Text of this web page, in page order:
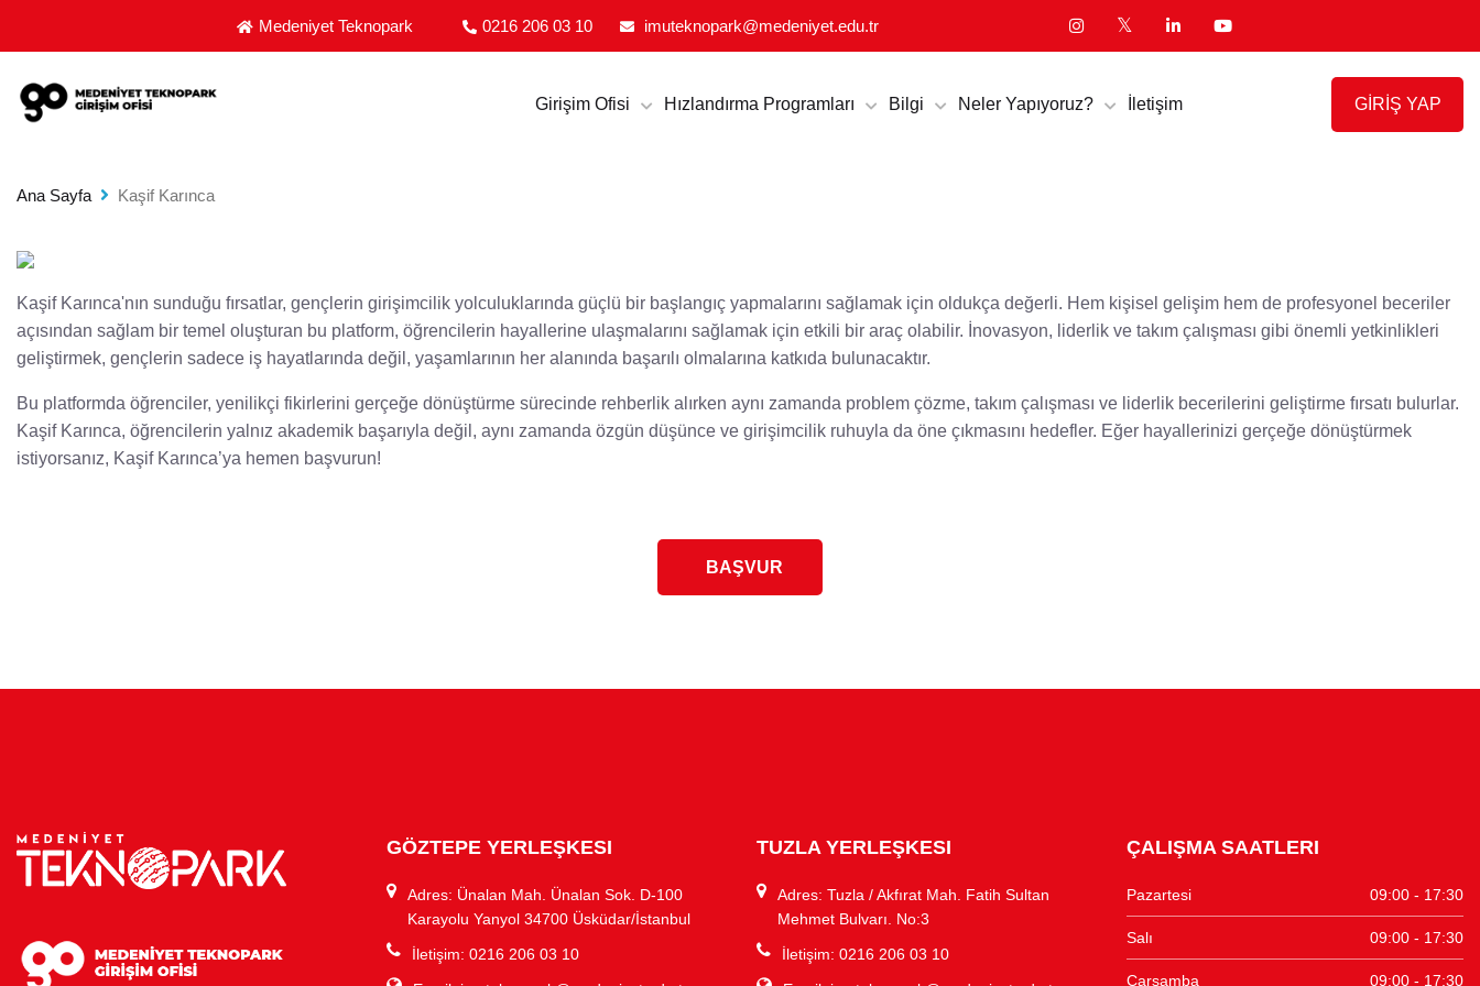
Medeniyet Teknopark 0216 206 03 10 imuteknopark@medeniyet.edu.tr
Girişim Ofisi Hızlandırma Programları Bilgi Neler Yapıyoruz? İletişim GİRİŞ YAP
Ana Sayfa Kaşif Karınca
Kaşif Karınca'nın sunduğu fırsatlar, gençlerin girişimcilik yolculuklarında güçlü bir başlangıç yapmalarını sağlamak için oldukça değerli. Hem kişisel gelişim hem de profesyonel beceriler
açısından sağlam bir temel oluşturan bu platform, öğrencilerin hayallerine ulaşmalarını sağlamak için etkili bir araç olabilir. İnovasyon, liderlik ve takım çalışması gibi önemli yetkinlikleri
geliştirmek, gençlerin sadece iş hayatlarında değil, yaşamlarının her alanında başarılı olmalarına katkıda bulunacaktır.
Bu platformda öğrenciler, yenilikçi fikirlerini gerçeğe dönüştürme sürecinde rehberlik alırken aynı zamanda problem çözme, takım çalışması ve liderlik becerilerini geliştirme fırsatı bulurlar.
Kaşif Karınca, öğrencilerin yalnız akademik başarıyla değil, aynı zamanda özgün düşünce ve girişimcilik ruhuyla da öne çıkmasını hedefler. Eğer hayallerinizi gerçeğe dönüştürmek
istiyorsanız, Kaşif Karınca’ya hemen başvurun!
BAŞVUR
GÖZTEPE YERLEŞKESI
Adres: Ünalan Mah. Ünalan Sok. D-100
Karayolu Yanyol 34700 Üsküdar/İstanbul
İletişim: 0216 206 03 10
TUZLA YERLEŞKESI
Adres: Tuzla / Akfırat Mah. Fatih Sultan
Mehmet Bulvarı. No:3
İletişim: 0216 206 03 10
ÇALIŞMA SAATLERI
Pazartesi 09:00 - 17:30
Salı 09:00 - 17:30
Çarşamba 09:00 - 17:30